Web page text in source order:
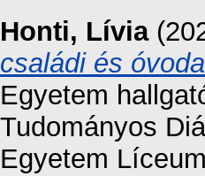
Honti, Lívia
családi és
Egyetem
Tudományos
Egyetem